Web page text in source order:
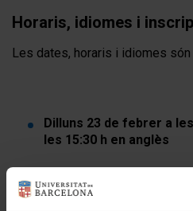
Horaris, idiomes i
Les dates, horaris i idiomes
Dilluns 23 de febrer a
les 15:30 h en anglès
Dimecres 25 de